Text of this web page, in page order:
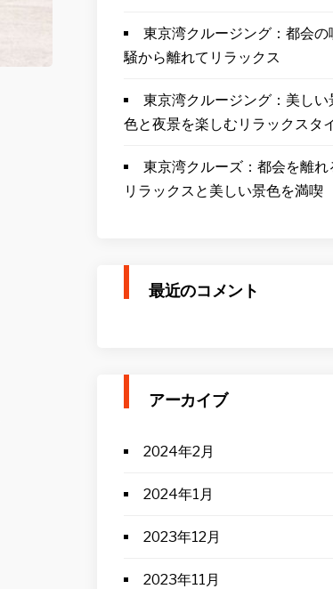
東京湾クルージング：都会の
騒から離れてリラックス
東京湾クルージング：美しい
色と夜景を楽しむリラックスタ
東京湾クルーズ：都会を離れ
リラックスと美しい景色を満喫
最近のコメント
アーカイブ
2024年2月
2024年1月
2023年12月
2023年11月